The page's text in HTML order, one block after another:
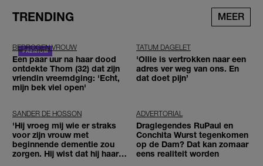
TRENDING MEER
BEDROGEN VROUW
Een paar uur na haar dood
ontdekte Thom (32) dat zijn
vriendin vreemdging: 'Echt,
mijn bek viel open'
TATUM DAGELET
'Ollie is vertrokken naar een
adres ver weg van ons. En
dat doet pijn’
SANDER DE HOSSON
'Hij vroeg mij wie er straks
voor zijn vrouw met
beginnende dementie zou
zorgen. Hij wist dat hij haar
ADVERTORIAL
Draglegendes RuPaul en
Conchita Wurst tegenkomen
op de Dam? Dat kan zomaar
eens realiteit worden